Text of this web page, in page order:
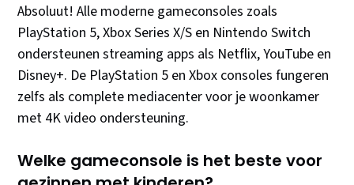
Absoluut! Alle moderne gameconsoles zoals
PlayStation 5, Xbox Series X/S en Nintendo Switch
ondersteunen streaming apps als Netflix, YouTube en
Disney+. De PlayStation 5 en Xbox consoles fungeren
zelfs als complete mediacenter voor je woonkamer
met 4K video ondersteuning.
Welke gameconsole is het beste voor